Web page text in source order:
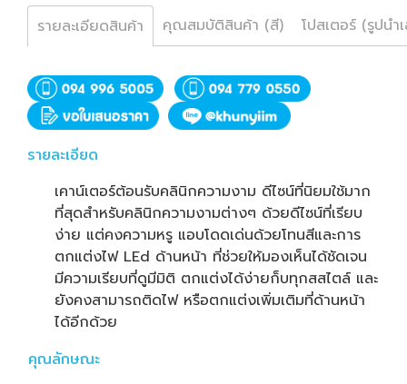
รายละเอียดสินค้า คุณสมบัติสินค้า (สี) โปสเตอร์ (รูปนำ
รายละเอียด
เคาน์เตอร์ต้อนรับคลินิกความงาม ดีไซน์ที่นิยมใช้มาก
ที่สุดสำหรับคลินิกความงามต่างๆ ด้วยดีไซน์ที่เรียบ
ง่าย แต่คงความหรู แอบโดดเด่นด้วยโทนสีและการ
ตกแต่งไฟ LEd ด้านหน้า ที่ช่วยให้มองเห็นได้ชัดเจน
มีความเรียบที่ดูมีมิติ ตกแต่งได้ง่ายก็บทุกสสไตล์ และ
ยังคงสามารถติดไฟ หรือตกแต่งเพิ่มเติมที่ด้านหน้า
ได้อีกด้วย
คุณลักษณะ